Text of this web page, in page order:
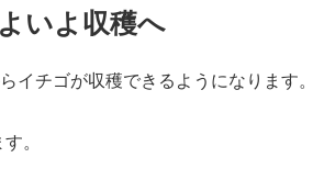
いよ収穫へ
イチゴが収穫できるようになります
。